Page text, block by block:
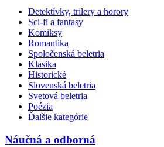
Detektívky, trilery a horory
Sci-fi a fantasy
Komiksy
Romantika
Spoločenská beletria
Klasika
Historické
Slovenská beletria
Svetová beletria
Poézia
Ďalšie kategórie
Náučná a odborná